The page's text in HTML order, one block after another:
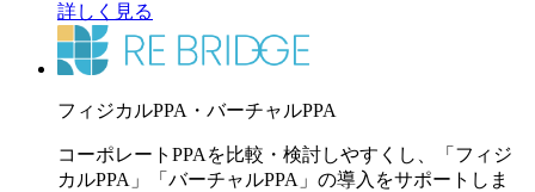
詳しく見る
フィジカルPPA・バーチャルPPA
コーポレートPPAを比較・検討しやすくし、「フィジ
カルPPA」「バーチャルPPA」の導入をサポートしま